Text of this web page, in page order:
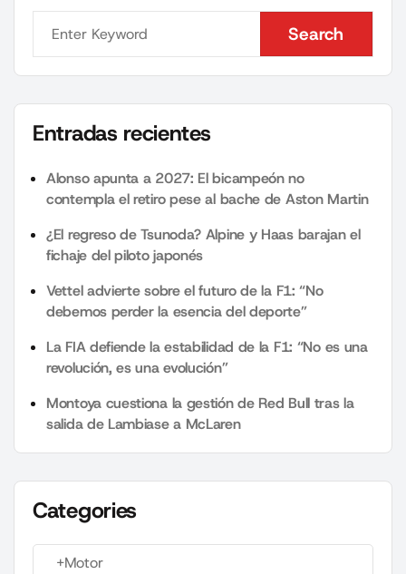
Search
Search
Entradas recientes
Alonso apunta a 2027: El bicampeón no
contempla el retiro pese al bache de Aston Martin
¿El regreso de Tsunoda? Alpine y Haas barajan el
fichaje del piloto japonés
Vettel advierte sobre el futuro de la F1: “No
debemos perder la esencia del deporte”
La FIA defiende la estabilidad de la F1: “No es una
revolución, es una evolución”
Montoya cuestiona la gestión de Red Bull tras la
salida de Lambiase a McLaren
Categories
+Motor